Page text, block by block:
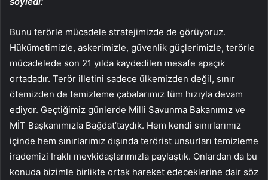
Bunu terörle mücadele stratejimizde de görüyoruz.
Hükümetimizle, askerimizle, güvenlik güçlerimizle, terörle
mücadelede son 21 yılda kaydedilen mesafe apaçık
ortadadır. Terör illetini sadece ülkemizden değil, sınır
ötemizden de temizleme çabalarımız tüm hızıyla devam
ediyor. Geçtiğimiz günlerde Milli Savunma Bakanımız ve
MİT Başkanımızla Bağdat’taydık. Hem kendi sınırlarımız
içinde hem sınırlarımız dışında terörist unsurları temizleme
irademizi Iraklı mevkidaşlarımızla paylaştık. Onlardan da bu
konuda bizimle birlikte ortak hareket edeceklerine dair söz